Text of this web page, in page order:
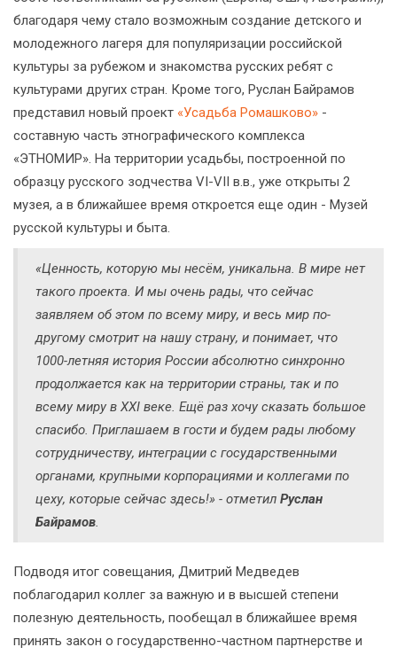
благодаря чему стало возможным создание детского и
молодежного лагеря для популяризации российской
культуры за рубежом и знакомства русских ребят с
культурами других стран. Кроме того, Руслан Байрамов
представил новый проект «Усадьба Ромашково» -
составную часть этнографического комплекса
«ЭТНОМИР». На территории усадьбы, построенной по
образцу русского зодчества VI-VII в.в., уже открыты 2
музея, а в ближайшее время откроется еще один - Музей
русской культуры и быта.
«Ценность, которую мы несём, уникальна. В мире нет
такого проекта. И мы очень рады, что сейчас
заявляем об этом по всему миру, и весь мир по-
другому смотрит на нашу страну, и понимает, что
1000-летняя история России абсолютно синхронно
продолжается как на территории страны, так и по
всему миру в XXI веке. Ещё раз хочу сказать большое
спасибо. Приглашаем в гости и будем рады любому
сотрудничеству, интеграции с государственными
органами, крупными корпорациями и коллегами по
цеху, которые сейчас здесь!» - отметил Руслан
Байрамов.
Подводя итог совещания, Дмитрий Медведев
поблагодарил коллег за важную и в высшей степени
полезную деятельность, пообещал в ближайшее время
принять закон о государственно-частном партнерстве и